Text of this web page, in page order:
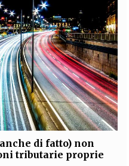
di fatto) non
tributarie proprie